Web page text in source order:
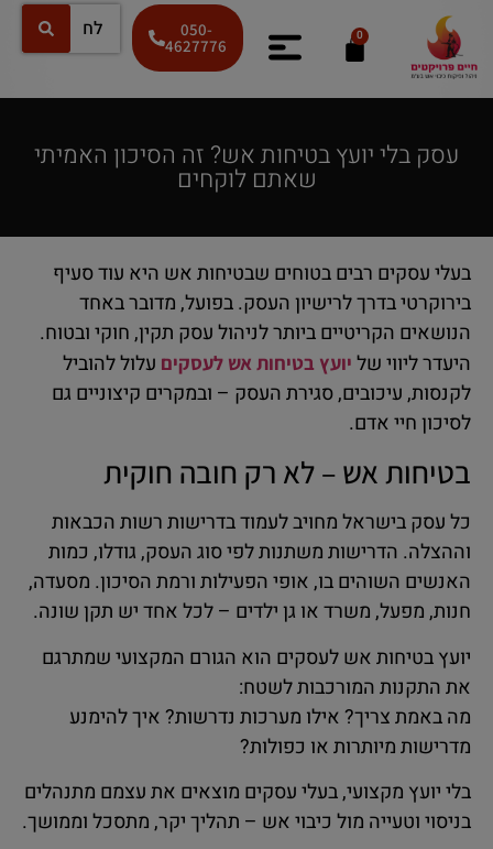
0
050-
4627776
עסק בלי יועץ בטיחות אש? זה הסיכון האמיתי
שאתם לוקחים
בעלי עסקים רבים בטוחים שבטיחות אש היא עוד סעיף
בירוקרטי בדרך לרישיון העסק. בפועל, מדובר באחד
הנושאים הקריטיים ביותר לניהול עסק תקין, חוקי ובטוח.
היעדר ליווי של יועץ בטיחות אש לעסקים עלול להוביל
לקנסות, עיכובים, סגירת העסק – ובמקרים קיצוניים גם
לסיכון חיי אדם.
בטיחות אש – לא רק חובה חוקית
כל עסק בישראל מחויב לעמוד בדרישות רשות הכבאות
וההצלה. הדרישות משתנות לפי סוג העסק, גודלו, כמות
האנשים השוהים בו, אופי הפעילות ורמת הסיכון. מסעדה,
חנות, מפעל, משרד או גן ילדים – לכל אחד יש תקן שונה.
יועץ בטיחות אש לעסקים הוא הגורם המקצועי שמתרגם
את התקנות המורכבות לשטח:
מה באמת צריך? אילו מערכות נדרשות? איך להימנע
מדרישות מיותרות או כפולות?
בלי יועץ מקצועי, בעלי עסקים מוצאים את עצמם מתנהלים
בניסוי וטעייה מול כיבוי אש – תהליך יקר, מתסכל וממושך.